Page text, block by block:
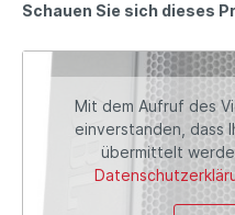
Schauen Sie sich dieses
Mit dem Aufruf des
einverstanden, dass
übermittelt